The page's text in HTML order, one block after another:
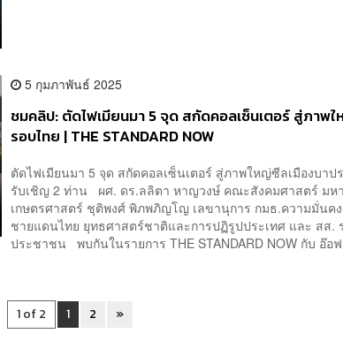
5 กุมภาพันธ์ 2025
ชมคลิป: ตัดไฟเมียนมา 5 จุด สกัดคอลเซ็นเตอร์ สู่ภาพ
รอบไทย | THE STANDARD NOW
ตัดไฟเมียนมา 5 จุด สกัดคอลเซ็นเตอร์ สู่ภาพใหญ่ซีลเมืองบาป
รับเชิญ 2 ท่าน ผศ. ดร.ลลิตา หาญวงษ์ คณะสังคมศาสตร์ มห
เกษตรศาสตร์ ชุติพงศ์ พิภพภิญโญ เลขานุการ กมธ.ความมั่นคง
ชายแดนไทย ยุทธศาสตร์ชาติและการปฏิรูปประเทศ และ สส.
ประชาชน พบกันในรายการ THE STANDARD NOW กับ อ๊อ
1 of 2 1 2 »